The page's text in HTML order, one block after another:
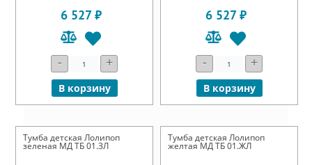
6 527 ₽
- +
В корзину
6 527 ₽
- +
В корзину
Тумба детская Лолипоп
зеленая МД ТБ 01.ЗЛ
Тумба детская Лолипоп
желтая МД ТБ 01.ЖЛ